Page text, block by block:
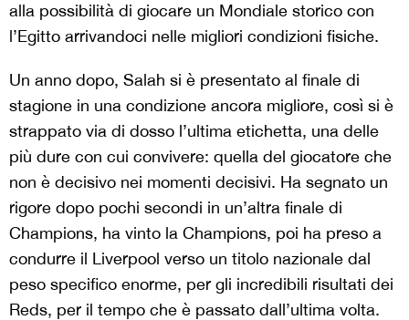
alla possibilità di giocare un Mondiale storico con
l’Egitto arrivandoci nelle migliori condizioni fisiche.
Un anno dopo, Salah si è presentato al finale di
stagione in una condizione ancora migliore, così si è
strappato via di dosso l’ultima etichetta, una delle
più dure con cui convivere: quella del giocatore che
non è decisivo nei momenti decisivi. Ha segnato un
rigore dopo pochi secondi in un’altra finale di
Champions, ha vinto la Champions, poi ha preso a
condurre il Liverpool verso un titolo nazionale dal
peso specifico enorme, per gli incredibili risultati dei
Reds, per il tempo che è passato dall’ultima volta.